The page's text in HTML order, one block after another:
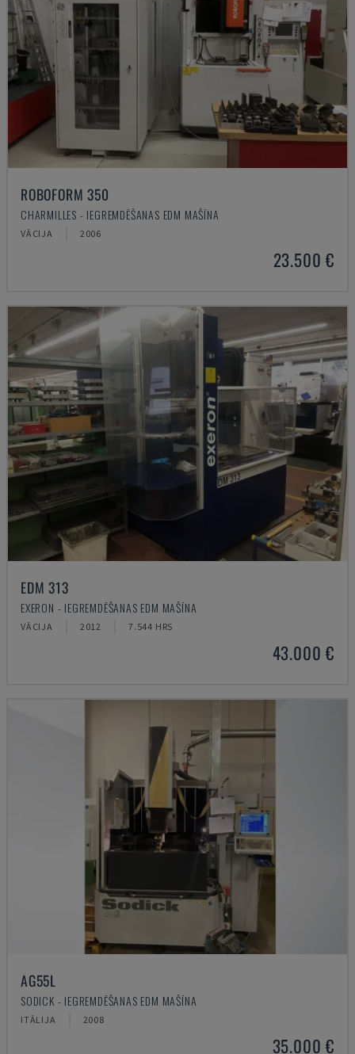
ROBOFORM 350
CHARMILLES - IEGREMDĒŠANAS EDM MAŠĪNA
VĀCIJA 2006
23.500 €
EDM 313
EXERON - IEGREMDĒŠANAS EDM MAŠĪNA
VĀCIJA 2012 7.544 HRS
43.000 €
AG55L
SODICK - IEGREMDĒŠANAS EDM MAŠĪNA
ITĀLIJA 2008
35.000 €